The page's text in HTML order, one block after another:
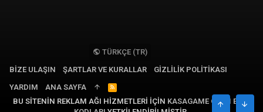
TÜRKÇE (TR)
BIZE ULAŞIN
ŞARTLAR VE KURALLAR
GIZLILIK POLITIKASI
YARDIM
ANA SAYFA
R
S
S
BU SITENIN REKLAM AĞI HIZMETLERI IÇIN KASAGAME OYUN EPIN